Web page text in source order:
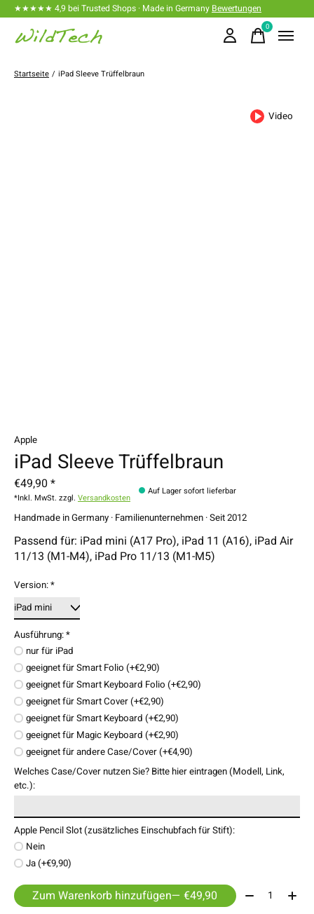
★★★★★ 4,9 bei Trusted Shops · Made in Germany Bewertungen
0items
Startseite / iPad Sleeve Trüffelbraun
Video
Apple
iPad Sleeve Trüffelbraun
€49,90 *
*Inkl. MwSt. zzgl. Versandkosten
Auf Lager sofort lieferbar
Handmade in Germany · Familienunternehmen · Seit 2012
Passend für: iPad mini (A17 Pro), iPad 11 (A16), iPad Air
11/13 (M1-M4), iPad Pro 11/13 (M1-M5)
Version:*
Ausführung:*
nur für iPad
geeignet für Smart Folio (+€2,90)
geeignet für Smart Keyboard Folio (+€2,90)
geeignet für Smart Cover (+€2,90)
geeignet für Smart Keyboard (+€2,90)
geeignet für Magic Keyboard (+€2,90)
geeignet für andere Case/Cover (+€4,90)
Welches Case/Cover nutzen Sie? Bitte hier eintragen (Modell, Link,
etc.):
Apple Pencil Slot (zusätzliches Einschubfach für Stift):
Nein
Ja (+€9,90)
Zum Warenkorb hinzufügen — €49,90 Menge: